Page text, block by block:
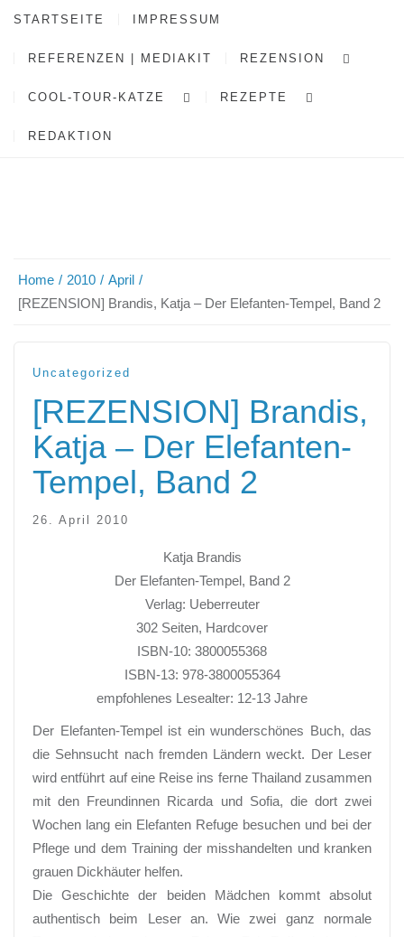
STARTSEITE IMPRESSUM
REFERENZEN | MEDIAKIT REZENSION
COOL-TOUR-KATZE REZEPTE
REDAKTION
Home 2010
April
[REZENSION] Brandis, Katja – Der Elefanten-Tempel, Band 2
Uncategorized
[REZENSION] Brandis,
Katja – Der Elefanten-
Tempel, Band 2
26. April 2010
Katja Brandis
Der Elefanten-Tempel, Band 2
Verlag: Ueberreuter
302 Seiten, Hardcover
ISBN-10: 3800055368
ISBN-13: 978-3800055364
empfohlenes Lesealter: 12-13 Jahre
Der Elefanten-Tempel ist ein wunderschönes Buch, das
die Sehnsucht nach fremden Ländern weckt. Der Leser
wird entführt auf eine Reise ins ferne Thailand zusammen
mit den Freundinnen Ricarda und Sofia, die dort zwei
Wochen lang ein Elefanten Refuge besuchen und bei der
Pflege und dem Training der misshandelten und kranken
grauen Dickhäuter helfen.
Die Geschichte der beiden Mädchen kommt absolut
authentisch beim Leser an. Wie zwei ganz normale